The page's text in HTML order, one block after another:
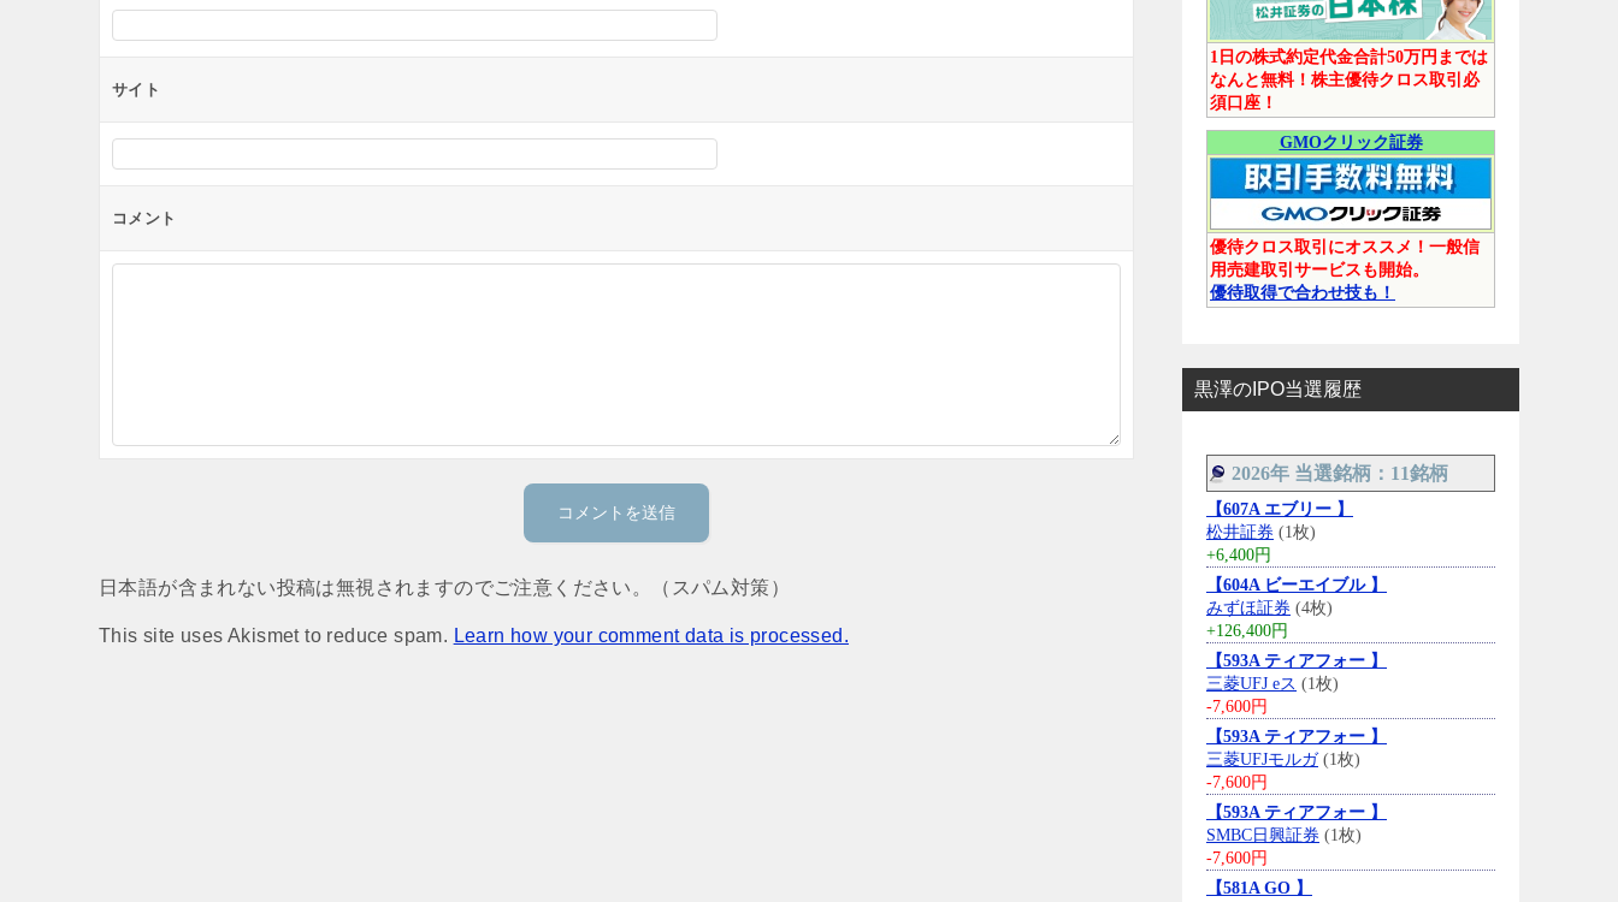
サイト
コメント
日本語が含まれない投稿は無視されますのでご注意ください。（スパム対策）
This site uses Akismet to reduce spam. Learn how your comment data is processed.
1日の株式約定代金合計50万円までは
なんと無料！株主優待クロス取引必
須口座！
GMOクリック証券
優待クロス取引にオススメ！一般信
用売建取引サービスも開始。
優待取得で合わせ技も！
黒澤のIPO当選履歴
2026年 当選銘柄：11銘柄
【607A エブリー 】
松井証券 (1枚)
+6,400円
【604A ビーエイブル 】
みずほ証券 (4枚)
+126,400円
【593A ティアフォー 】
三菱UFJ eス (1枚)
-7,600円
【593A ティアフォー 】
三菱UFJモルガ(1枚)
-7,600円
【593A ティアフォー 】
SMBC日興証券 (1枚)
-7,600円
【581A GO 】